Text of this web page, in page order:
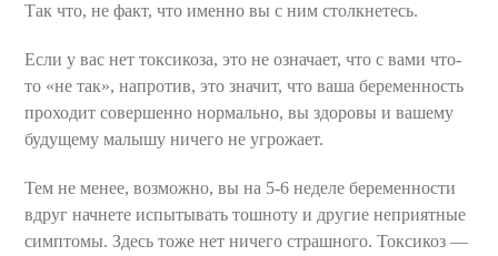
Так что, не факт, что именно вы с ним столкнетесь.
Если у вас нет токсикоза, это не означает, что с вами что-
то «не так», напротив, это значит, что ваша беременность
проходит совершенно нормально, вы здоровы и вашему
будущему малышу ничего не угрожает.
Тем не менее, возможно, вы на 5-6 неделе беременности
вдруг начнете испытывать тошноту и другие неприятные
симптомы. Здесь тоже нет ничего страшного. Токсикоз —